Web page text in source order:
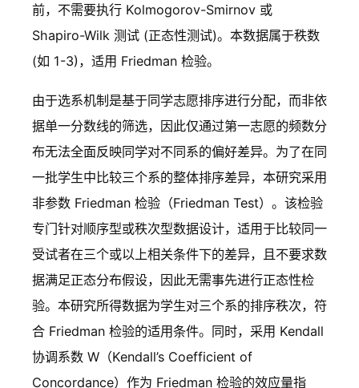
前，不需要执行 Kolmogorov-Smirnov 或
Shapiro-Wilk 测试 (正态性测试)。本数据属于秩数
(如 1-3)，适用 Friedman 检验。
由于选系机制是基于同学志愿排序进行分配，而非依
据单一分数线的筛选，因此仅通过第一志愿的频数分
布无法全面反映同学对不同系的偏好差异。为了在同
一批学生中比较三个系的整体排序差异，本研究采用
非参数 Friedman 检验（Friedman Test）。该检验
专门针对顺序型或秩次型数据设计，适用于比较同一
受试者在三个或以上相关条件下的差异，且不要求数
据满足正态分布假设，因此无需事先进行正态性检
验。本研究所得数据为学生对三个系的排序秩次，符
合 Friedman 检验的适用条件。同时，采用 Kendall
协调系数 W（Kendall’s Coefficient of
Concordance）作为 Friedman 检验的效应量指